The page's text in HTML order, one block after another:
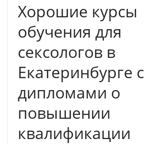
Хорошие курсы
обучения для
сексологов в
Екатеринбурге с
дипломами о
повышении
квалификации